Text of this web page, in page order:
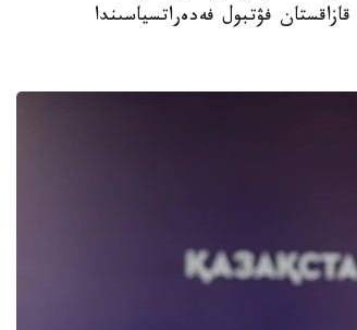
فۋتبول فەدەراتسياسىندا